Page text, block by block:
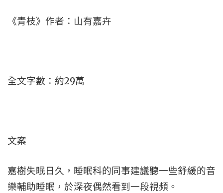
《青枝》作者：山有嘉卉
全文字數：約29萬
文案
嘉樹失眠日久，睡眠科的同事建議聽一些舒緩的音
樂輔助睡眠，於深夜偶然看到一段視頻。